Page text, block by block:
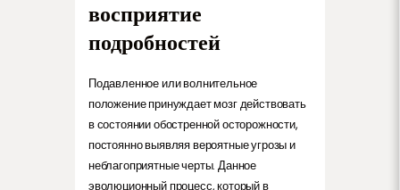
восприятие
подробностей
Подавленное или волнительное
положение принуждает мозг действовать
в состоянии обостренной осторожности,
постоянно выявляя вероятные угрозы и
неблагоприятные черты. Данное
эволюционный процесс, который в